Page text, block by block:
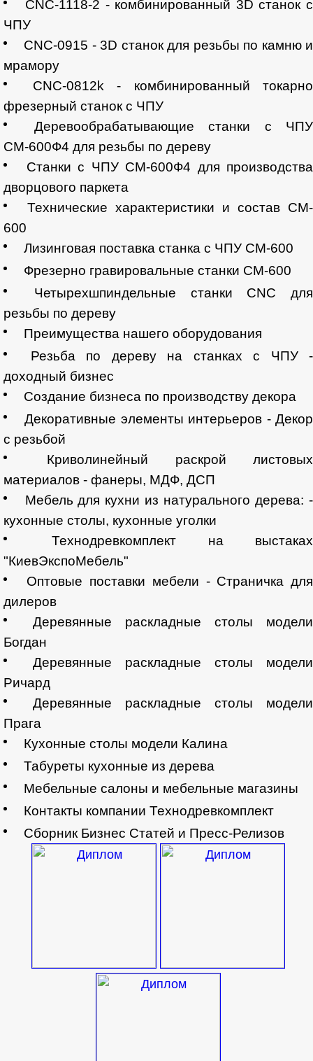
CNC-1118-2 - комбинированный 3D станок с
ЧПУ
CNC-0915 - 3D станок для резьбы по камню и
мрамору
CNC-0812k - комбинированный токарно
фрезерный станок с ЧПУ
Деревообрабатывающие станки с ЧПУ
СМ-600Ф4 для резьбы по дереву
Станки с ЧПУ СМ-600Ф4 для производства
дворцового паркета
Технические характеристики и состав CM-
600
Лизинговая поставка станка с ЧПУ СМ-600
Фрезерно гравировальные станки СМ-600
Четырехшпиндельные станки CNC для
резьбы по дереву
Преимущества нашего оборудования
Резьба по дереву на станках с ЧПУ -
доходный бизнес
Создание бизнеса по производству декора
Декоративные элементы интерьеров - Декор
с резьбой
Криволинейный раскрой листовых
материалов - фанеры, МДФ, ДСП
Мебель для кухни из натурального дерева: -
кухонные столы, кухонные уголки
Технодревкомплект на выстаках
"КиевЭкспоМебель"
Оптовые поставки мебели - Страничка для
дилеров
Деревянные раскладные столы модели
Богдан
Деревянные раскладные столы модели
Ричард
Деревянные раскладные столы модели
Прага
Кухонные столы модели Калина
Табуреты кухонные из дерева
Мебельные салоны и мебельные магазины
Контакты компании Технодревкомплект
Сборник Бизнес Статей и Пресс-Релизов